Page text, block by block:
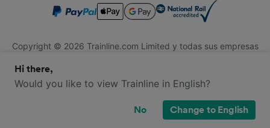
Copyright © 2026 Trainline.com Limited y todas sus empresas
Trainline.com Limited está registrada en Inglaterra y Gales.
Compañía No. 3846791. Dirección: 1 Stonecutter St, Londres
Hi there,
Would you like to view Trainline in English?
No Change to English